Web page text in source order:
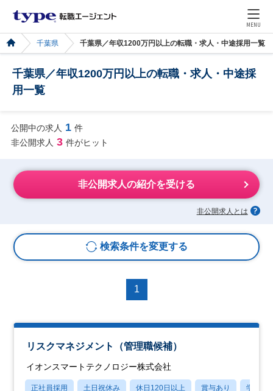
MENU
千葉県 千葉県／年収1200万円以上の転職・求人・中途採用一覧
千葉県／年収1200万円以上の転職・求人・中途採
用一覧
公開中の求人 1 件
非公開求人 3 件がヒット
非公開求人の紹介を受ける
非公開求人とは
検索条件を変更する
1
リスクマネジメント（管理職候補）
イオンスマートテクノロジー株式会社
正社員採用 土日祝休み 休日120日以上 賞与あり 学歴不